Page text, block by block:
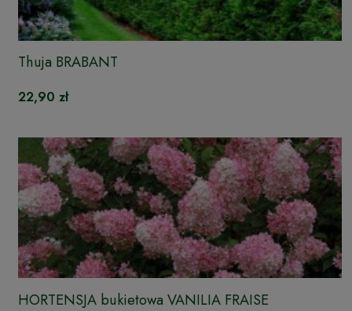
Thuja BRABANT
22,90 zł
HORTENSJA bukietowa VANILIA FRAISE